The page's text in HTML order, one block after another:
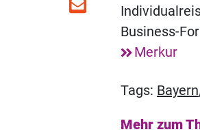
Business-
Merkur
Tags: Bayern,
Mehr zum